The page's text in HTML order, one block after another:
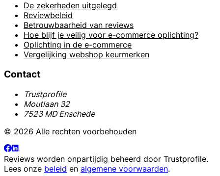
De zekerheden uitgelegd
Reviewbeleid
Betrouwbaarheid van reviews
Hoe blijf je veilig voor e-commerce oplichting?
Oplichting in de e-commerce
Vergelijking webshop keurmerken
Contact
Trustprofile
Moutlaan 32
7523 MD Enschede
© 2026 Alle rechten voorbehouden
Reviews worden onpartijdig beheerd door Trustprofile.
Lees onze beleid en algemene voorwaarden.